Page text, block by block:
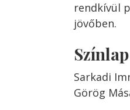
rendkívül
jövőben.
Színlap
Sarkadi
Görög